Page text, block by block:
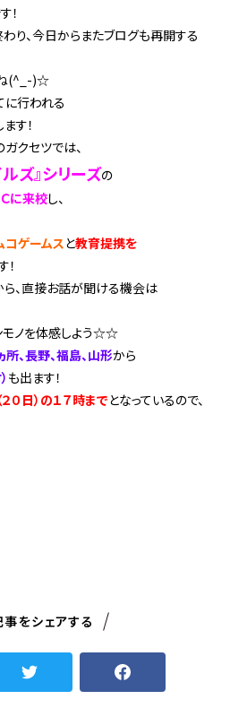
！
り、今日からまたブログも再開する
ね(^_-)☆
に行われる
す！
ガクセツでは、
ルズ』シリーズの
に来校し、
コゲームスと教育提携を
！
、直接お話が聞ける機会は
モノを体感しよう☆☆
、長野、福島、山形から
も出ます！
０日）の１７時までとなっているので、
事をシェアする